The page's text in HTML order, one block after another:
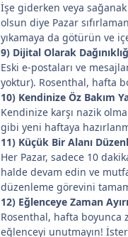
İşe giderken veya
olsun diye Pazar
yıkamaya da götürün ve
9) Dijital Olarak
Eski e-postaları ve
yoktur). Rosenthal, hafta
10) Kendinize Öz Bakım
Kendinize karşı nazik
gibi yeni haftaya
11) Küçük Bir Alanı
Her Pazar, sadece 10
halde devam edin ve
düzenleme görevini
12) Eğlenceye Zaman
Rosenthal, hafta boyunca
eğlenceyi unutmayın!